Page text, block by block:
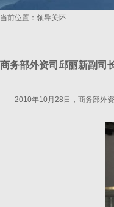
当前位置：领导关怀
商务部外资司邱丽新副司
2010年10月28日，商务部外